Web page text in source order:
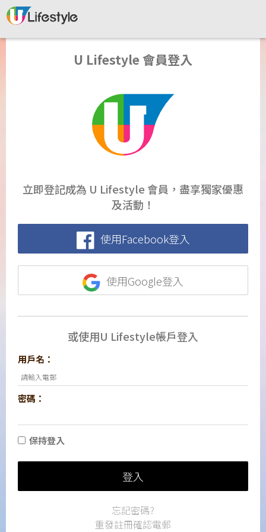
U Lifestyle 會員登入
立即登記成為 U Lifestyle 會員，盡享獨家優惠
及活動！
使用Facebook登入
使用Google登入
或使用U Lifestyle帳戶登入
用戶名：
密碼：
保持登入
登入
忘記密碼?
重發註冊確認電郵